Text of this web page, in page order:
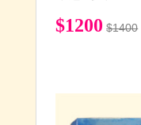
$1200 $1400